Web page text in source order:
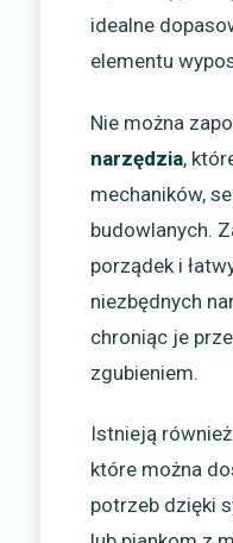
idealne
elementu
Nie można
narzędzia,
mechaników,
budowlanych.
porządek i
niezbędnych
chroniąc je
zgubieniem.
Istnieją również
które można
potrzeb dzięki